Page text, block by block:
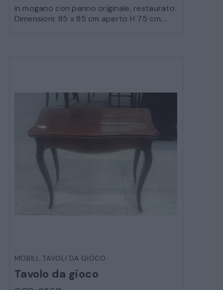
CATALOGO COMPLETO
COMÒ E COMODINI
in mogano con panno originale, restaurato.
Dimensioni: 85 x 85 cm aperto H 75 cm;...
MOBILI, TAVOLI DA GIOCO
Tavolo da gioco